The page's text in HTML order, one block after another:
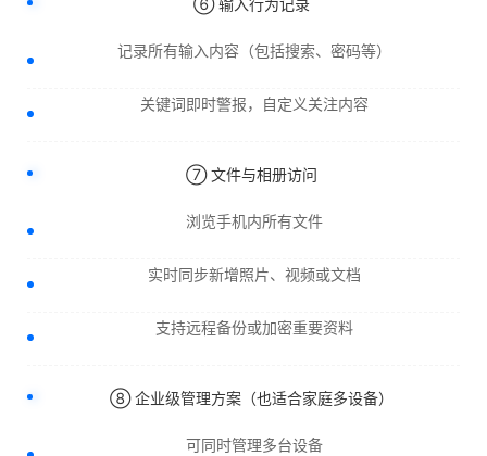
⑥ 输入行为记录
记录所有输入内容（包括搜索、密码等）
关键词即时警报，自定义关注内容
⑦ 文件与相册访问
浏览手机内所有文件
实时同步新增照片、视频或文档
支持远程备份或加密重要资料
⑧ 企业级管理方案（也适合家庭多设备）
可同时管理多台设备